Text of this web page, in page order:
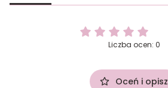
Liczba ocen: 0
Oceń i opisz